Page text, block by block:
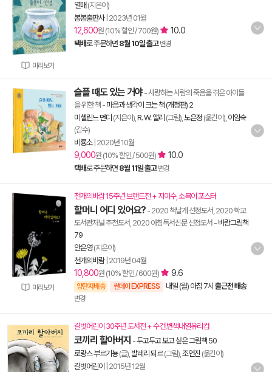
미리보기
열매 (지은이)
봄봄출판사| 2023년 01월
12,600원 (10% 할인 / 700원) 10.0
택배로 주문하면 8월 10일 출고 변경
슬플 때도 있는 거야 - 사랑하는 사람의 죽음을 겪은 아이들
을 위한 책 - 마음과 생각이 크는 책 (개정판) 2
미셸린느 먼디 (지은이), R. W. 앨리 (그림), 노은정 (옮긴이), 이임숙
(감수)
비룡소| 2020년 10월
9,000원 (10% 할인 / 500원) 10.0
택배로 주문하면 8월 11일 출고 변경
미리보기
천개의바람 15주년 브랜드전 + 지이수, 소복이 포스터
할머니 어디 있어요? - 2020 책날개 선정도서, 2020 학교
도서관저널 추천도서, 2020 아침독서신문 선정도서 - 바람그림책
79
안은영(지은이)
천개의바람| 2019년 04월
10,800원 (10% 할인 / 600원) 9.6
양탄자배송 썬데이 EXPRESS 내일 (월) 아침 7시 출근전 배송
변경
길벗어린이 30주년 도서전 + 수건.변색내열유리컵
코끼리 할아버지 -두고두고 보고 싶은 그림책 50
로랑스 부르기뇽(글), 발레리 되르(그림), 조연진 (옮긴이)
길벗어린이
2015년 12월